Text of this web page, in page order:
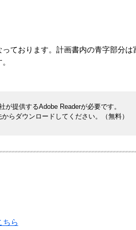
ております。計画書内の青字部分は
提供するAdobe Readerが必要です。
らダウンロードしてください。（無料）
ちら